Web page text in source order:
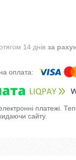
14 днів за
платежі.
сайту.